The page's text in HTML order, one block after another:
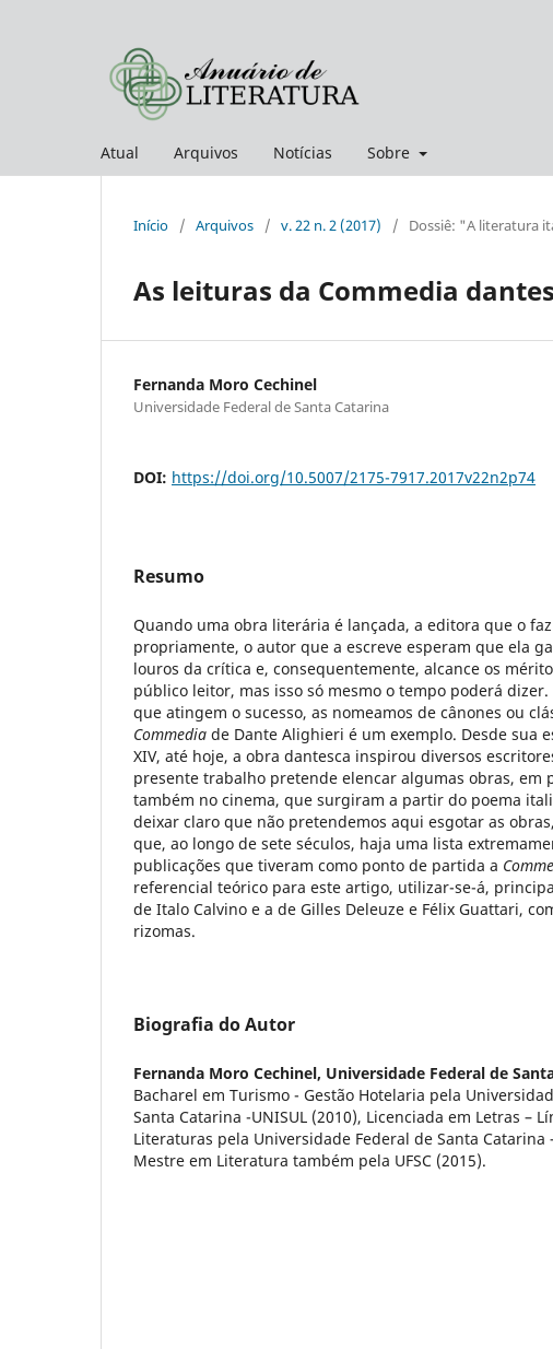
Atual Arquivos Notícias Sobre
Início / Arquivos / v. 22 n. 2 (2017) / Dossiê: "A literatura
As leituras da Commedia
Fernanda Moro Cechinel
Universidade Federal de Santa Catarina
DOI: https://doi.org/10.5007/2175-7917.2017v22n2p74
Resumo
Quando uma obra literária é lançada, a editora que o
propriamente, o autor que a escreve esperam que ela
louros da crítica e, consequentemente, alcance os
público leitor, mas isso só mesmo o tempo poderá dizer.
que atingem o sucesso, as nomeamos de cânones ou
Commedia de Dante Alighieri é um exemplo. Desde sua
XIV, até hoje, a obra dantesca inspirou diversos
presente trabalho pretende elencar algumas obras, em
também no cinema, que surgiram a partir do poema
deixar claro que não pretendemos aqui esgotar as
que, ao longo de sete séculos, haja uma lista
publicações que tiveram como ponto de partida a
referencial teórico para este artigo, utilizar-se-á,
de Italo Calvino e a de Gilles Deleuze e Félix Guattari,
rizomas.
Biografia do Autor
Fernanda Moro Cechinel, Universidade Federal de
Bacharel em Turismo - Gestão Hotelaria pela
Santa Catarina -UNISUL (2010), Licenciada em Letras –
Literaturas pela Universidade Federal de Santa Catarina
Mestre em Literatura também pela UFSC (2015).